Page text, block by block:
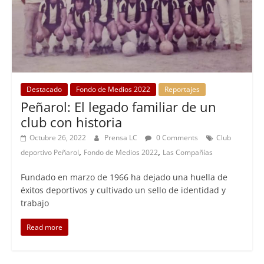
Destacado Fondo de Medios 2022 Reportajes
Peñarol: El legado familiar de un
club con historia
Octubre 26, 2022 Prensa LC 0 Comments
Club
deportivo Peñarol, Fondo de Medios 2022, Las Compañías
Fundado en marzo de 1966 ha dejado una huella de
éxitos deportivos y cultivado un sello de identidad y
trabajo
Read more